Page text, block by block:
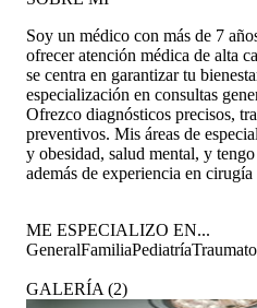
Soy un médico con más de 7
ofrecer atención médica de alta
se centra en garantizar tu
especialización en consultas
Ofrezco diagnósticos precisos,
preventivos. Mis áreas de
y obesidad, salud mental, y
además de experiencia en cirugía
ME ESPECIALIZO EN...
GeneralFamiliaPediatría
GALERÍA (2)